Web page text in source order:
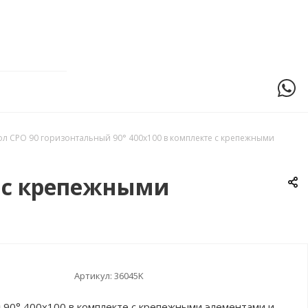
CPO 90 горизонтальный 90° 400х100 в комплекте с крепежными
с крепежными
Артикул: 36045K